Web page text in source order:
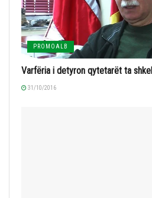
PROMOALB
Varfëria i detyron qytetarët ta
31/10/2016